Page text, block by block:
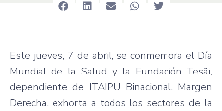
Este jueves, 7 de abril, se conmemora el Día
Mundial de la Salud y la Fundación Tesãi,
dependiente de ITAIPU Binacional, Margen
Derecha, exhorta a todos los sectores de la